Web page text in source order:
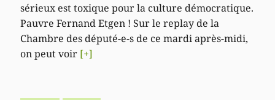
sérieux est toxique pour la culture démocratique.
Pauvre Fernand Etgen ! Sur le replay de la
Chambre des député-e-s de ce mardi après-midi,
on peut voir [+]